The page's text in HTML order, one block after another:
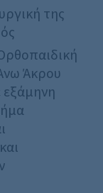
της
Άκρου
εξάμηνη